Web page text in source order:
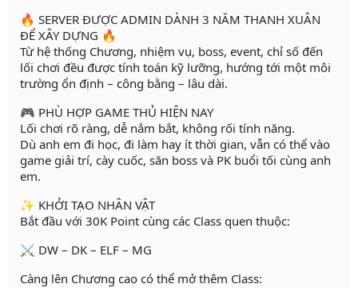
🔥 SERVER ĐƯỢC ADMIN DÀNH 3 NĂM THANH XUÂN
ĐỂ XÂY DỰNG 🔥
Từ hệ thống Chương, nhiệm vụ, boss, event, chỉ số đến
lối chơi đều được tính toán kỹ lưỡng, hướng tới một môi
trường ổn định – công bằng – lâu dài.
🎮 PHÙ HỢP GAME THỦ HIỆN NAY
Lối chơi rõ ràng, dễ nắm bắt, không rối tính năng.
Dù anh em đi học, đi làm hay ít thời gian, vẫn có thể vào
game giải trí, cày cuốc, săn boss và PK buổi tối cùng anh
em.
✨ KHỞI TẠO NHÂN VẬT
Bắt đầu với 30K Point cùng các Class quen thuộc:
⚔️ DW – DK – ELF – MG
Càng lên Chương cao có thể mở thêm Class: